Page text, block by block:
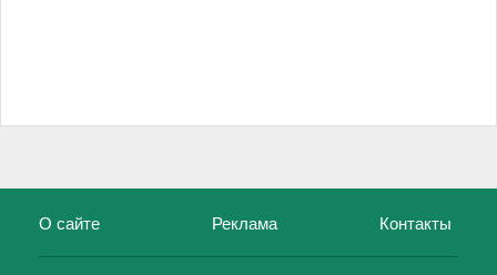
О сайте Реклама Контакты